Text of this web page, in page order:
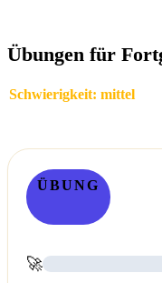
Übungen für
Schwierigkeit: mittel
ÜBUNG
🚀